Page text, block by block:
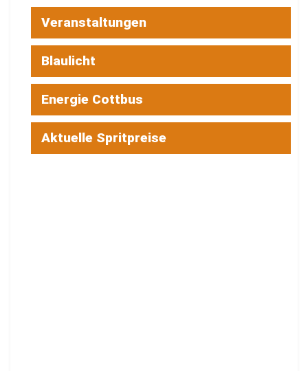
Veranstaltungen
Blaulicht
Energie Cottbus
Aktuelle Spritpreise